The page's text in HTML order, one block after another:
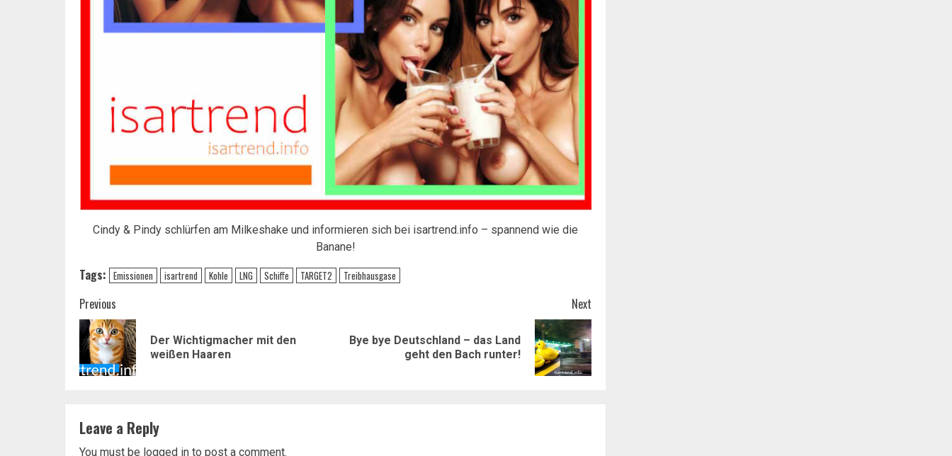
Cindy & Pindy schlürfen am Milkeshake und informieren sich bei isartrend.info – spannend wie die
Banane!
Tags: Emissionen isartrend Kohle LNG Schiffe TARGET2 Treibhausgase
Post
navigation
Previous
Previous
Der Wichtigmacher mit den
weißen Haaren
Next
NextBye bye Deutschland – das Land
geht den Bach runter!
Leave a Reply
You must be logged in to post a comment.